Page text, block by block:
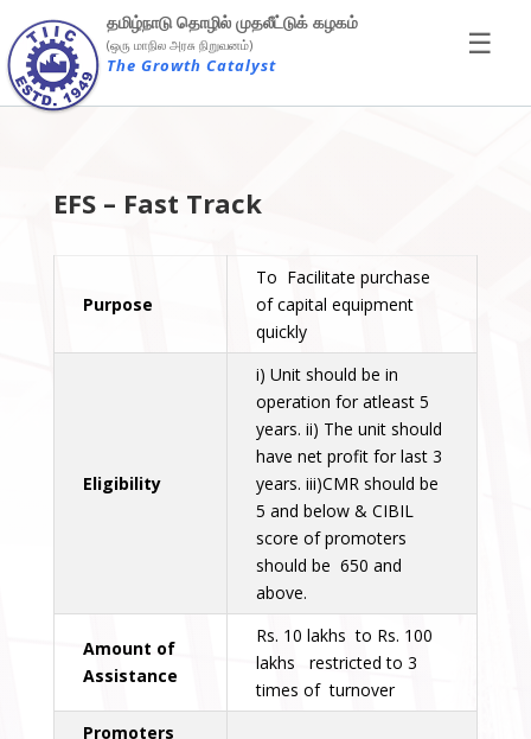
தமிழ்நாடு தொழில் முதலீட்டுக் கழகம்
(ஒரு மாநில அரசு நிறுவனம்)
The Growth Catalyst
×
☰
EFS – Fast Track
Purpose
To Facilitate purchase
of capital equipment
quickly
Eligibility
i) Unit should be in
operation for atleast 5
years. ii) The unit should
have net profit for last 3
years. iii)CMR should be
5 and below & CIBIL
score of promoters
should be 650 and
above.
Amount of
Assistance
Rs. 10 lakhs to Rs. 100
lakhs restricted to 3
times of turnover
Promoters